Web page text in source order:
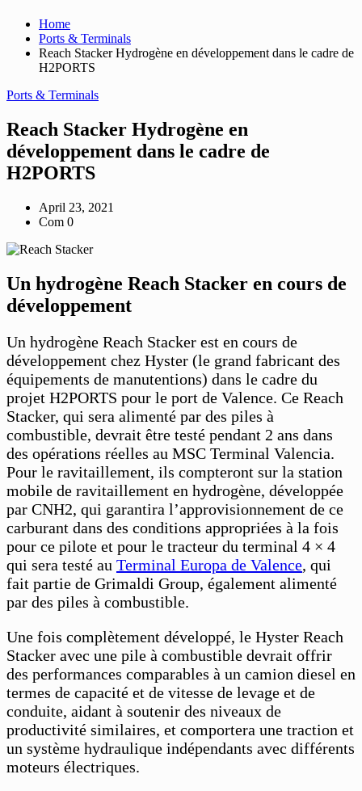
Home
Ports & Terminals
Reach Stacker Hydrogène en développement dans le cadre de
H2PORTS
Ports & Terminals
Reach Stacker Hydrogène en
développement dans le cadre de
H2PORTS
April 23, 2021
Com 0
Un hydrogène Reach Stacker en cours de
développement
Un hydrogène Reach Stacker est en cours de
développement chez Hyster (le grand fabricant des
équipements de manutentions) dans le cadre du
projet H2PORTS pour le port de Valence. Ce Reach
Stacker, qui sera alimenté par des piles à
combustible, devrait être testé pendant 2 ans dans
des opérations réelles au MSC Terminal Valencia.
Pour le ravitaillement, ils compteront sur la station
mobile de ravitaillement en hydrogène, développée
par CNH2, qui garantira l’approvisionnement de ce
carburant dans des conditions appropriées à la fois
pour ce pilote et pour le tracteur du terminal 4 × 4
qui sera testé au Terminal Europa de Valence, qui
fait partie de Grimaldi Group, également alimenté
par des piles à combustible.
Une fois complètement développé, le Hyster Reach
Stacker avec une pile à combustible devrait offrir
des performances comparables à un camion diesel en
termes de capacité et de vitesse de levage et de
conduite, aidant à soutenir des niveaux de
productivité similaires, et comportera une traction et
un système hydraulique indépendants avec différents
moteurs électriques.